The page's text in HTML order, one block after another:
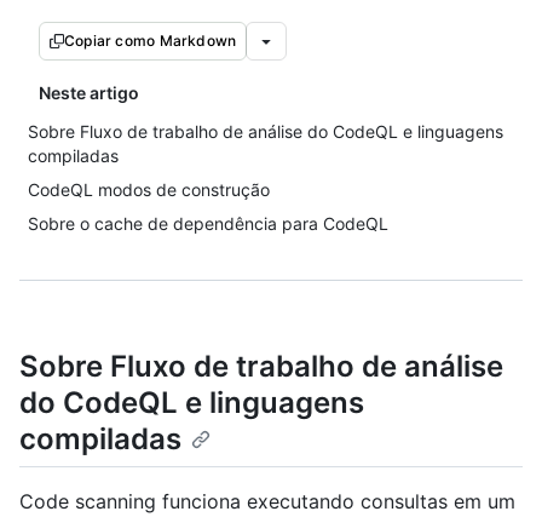
Copiar como Markdown
Neste artigo
Sobre Fluxo de trabalho de análise do CodeQL e linguagens
compiladas
CodeQL modos de construção
Sobre o cache de dependência para CodeQL
Sobre Fluxo de trabalho de análise
do CodeQL e linguagens
compiladas
Code scanning funciona executando consultas em um